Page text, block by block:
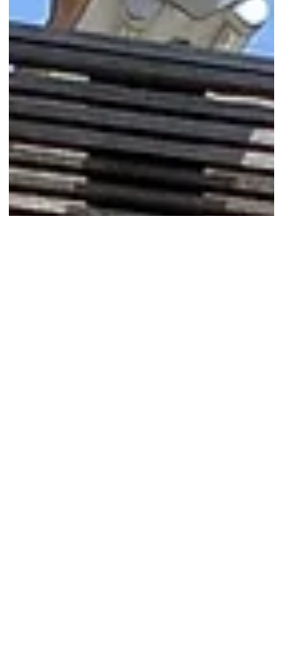
り、レンタルスタジオ使用のパーソナルレッ
スンの場合は7日前よりスタジオキャンセル
料実費がかかりますので、ご了承下さい。
ご質問などありましたら、お気軽にお問合せ
ください。